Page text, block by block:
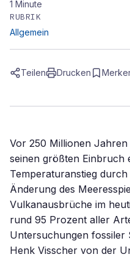
1 Minute
RUBRIK
Allgemein
Teilen Drucken
Vor 250 Millionen
seinen größten Einbruch
Temperaturanstieg
Änderung des
Vulkanausbrüche im
rund 95 Prozent aller
Untersuchungen fossiler
Henk Visscher von der